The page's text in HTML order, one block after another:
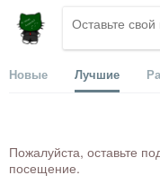
Новые Лучшие
Пожалуйста, оставьте
посещение.